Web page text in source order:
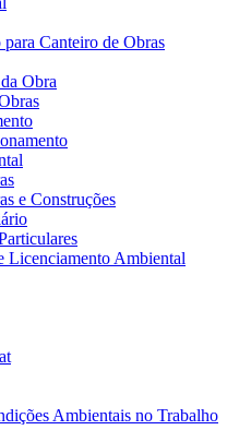
Canteiro de Obras
Obra
e Construções
Licenciamento Ambiental
Ambientais no Trabalho